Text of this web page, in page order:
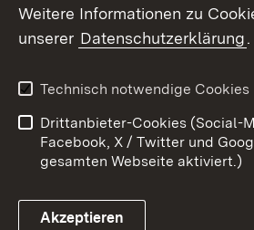
Kontakt
Barrierefreiheit
Impressum
Weitere Informationen zu
unserer Datenschutzerklärung.
Technisch notwendige Cookies
Drittanbieter-Cookies (Social-
Facebook, X / Twitter und
gesamten Webseite aktiviert.)
Akzeptieren